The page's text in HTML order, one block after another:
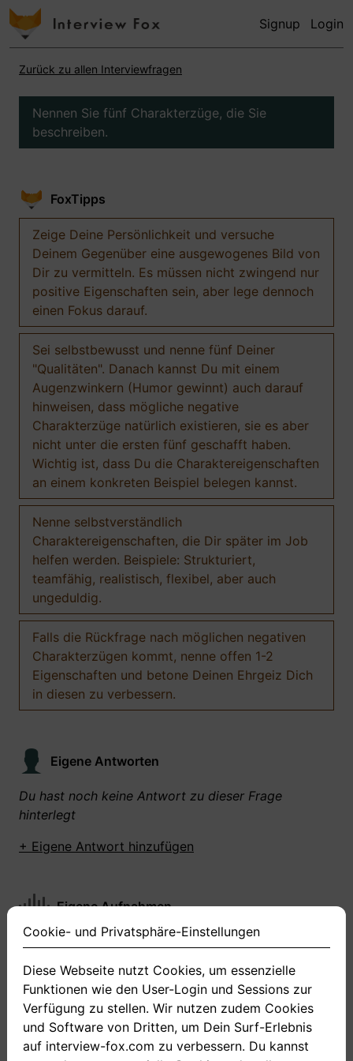
Signup Login
Zurück zu allen Interviewfragen
Nennen Sie fünf Charakterzüge, die Sie
beschreiben.
FoxTipps
Zeige Deine Persönlichkeit und versuche
Deinem Gegenüber eine ausgewogenes Bild von
Dir zu vermitteln. Es müssen nicht zwingend nur
positive Eigenschaften sein, aber lege dennoch
einen Fokus darauf.
Sei selbstbewusst und nenne fünf Deiner
"Qualitäten". Danach kannst Du mit einem
Augenzwinkern (Humor gewinnt) auch darauf
hinweisen, dass mögliche negative
Charakterzüge natürlich existieren, sie es aber
nicht unter die ersten fünf geschafft haben.
Wichtig ist, dass Du die Charaktereigenschaften
an einem konkreten Beispiel belegen kannst.
Nenne selbstverständlich
Charaktereigenschaften, die Dir später im Job
helfen werden. Beispiele: Strukturiert,
teamfähig, realistisch, flexibel, aber auch
ungeduldig.
Falls die Rückfrage nach möglichen negativen
Charakterzügen kommt, nenne offen 1-2
Eigenschaften und betone Deinen Ehrgeiz Dich
in diesen zu verbessern.
Eigene Antworten
Du hast noch keine Antwort zu dieser Frage
hinterlegt
+ Eigene Antwort hinzufügen
Eigene Aufnahmen
Du hast zu dieser Frage noch keine Antworten
+ Neue Antwort aufnehmen
Cookie- und Privatsphäre-Einstellungen
Diese Webseite nutzt Cookies, um essenzielle
Funktionen wie den User-Login und Sessions zur
Verfügung zu stellen. Wir nutzen zudem Cookies
und Software von Dritten, um Dein Surf-Erlebnis
auf interview-fox.com zu verbessern. Du kannst